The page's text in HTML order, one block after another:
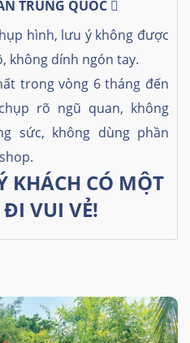
TRUNG QUỐC 
hình, lưu ý không được
không dính ngón tay.
trong vòng 6 tháng đến
rõ ngũ quan, không
sức, không dùng phần
KHÁCH CÓ MỘT
ĐI VUI VẺ!